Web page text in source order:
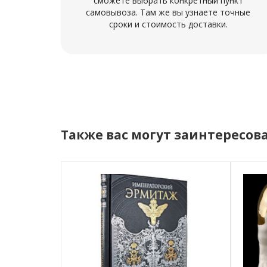
самовывоза. Там же вы узнаете точные
сроки и стоимость доставки.
Также вас могут